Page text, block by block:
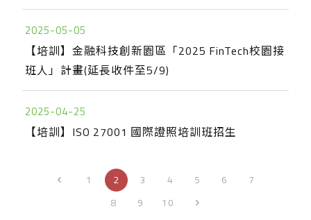
2025-05-05
【培訓】金融科技創新園區「2025 FinTech校園接
班人」計畫(延長收件至5/9)
2025-04-25
【培訓】ISO 27001 國際證照培訓班招生
1 2 3 4 5 6
7
8
9 10